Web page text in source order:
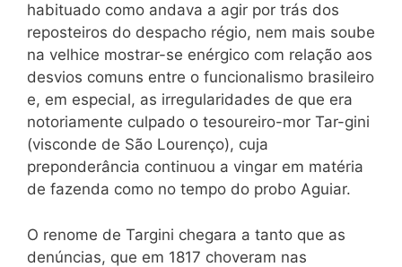
habituado como andava a agir por trás dos
reposteiros do despacho régio, nem mais soube
na velhice mostrar-se enérgico com relação aos
desvios comuns entre o funcionalismo brasileiro
e, em especial, as irregularidades de que era
notoriamente culpado o tesoureiro-mor Tar-gini
(visconde de São Lourenço), cuja
preponderância continuou a vingar em matéria
de fazenda como no tempo do probo Aguiar.
O renome de Targini chegara a tanto que as
denúncias, que em 1817 choveram nas